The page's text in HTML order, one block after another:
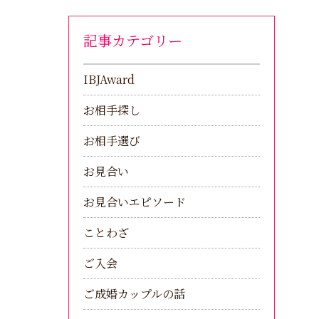
記事カテゴリー
IBJAward
お相手探し
お相手選び
お見合い
お見合いエピソード
ことわざ
ご入会
ご成婚カップルの話